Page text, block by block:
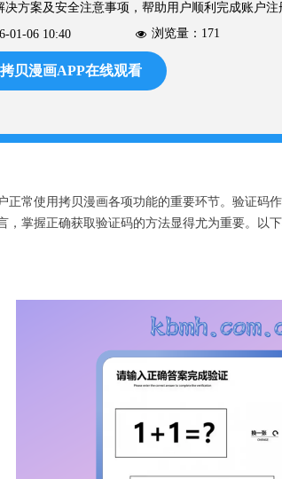
常使用拷贝漫画各项功能的重要环节。验证
掌握正确获取验证码的方法显得尤为重要。以
决方案及安全注意事项，帮助用户顺利完成账户注
01-06 10:40 넶 浏览量： 171
贝漫画APP在线观看